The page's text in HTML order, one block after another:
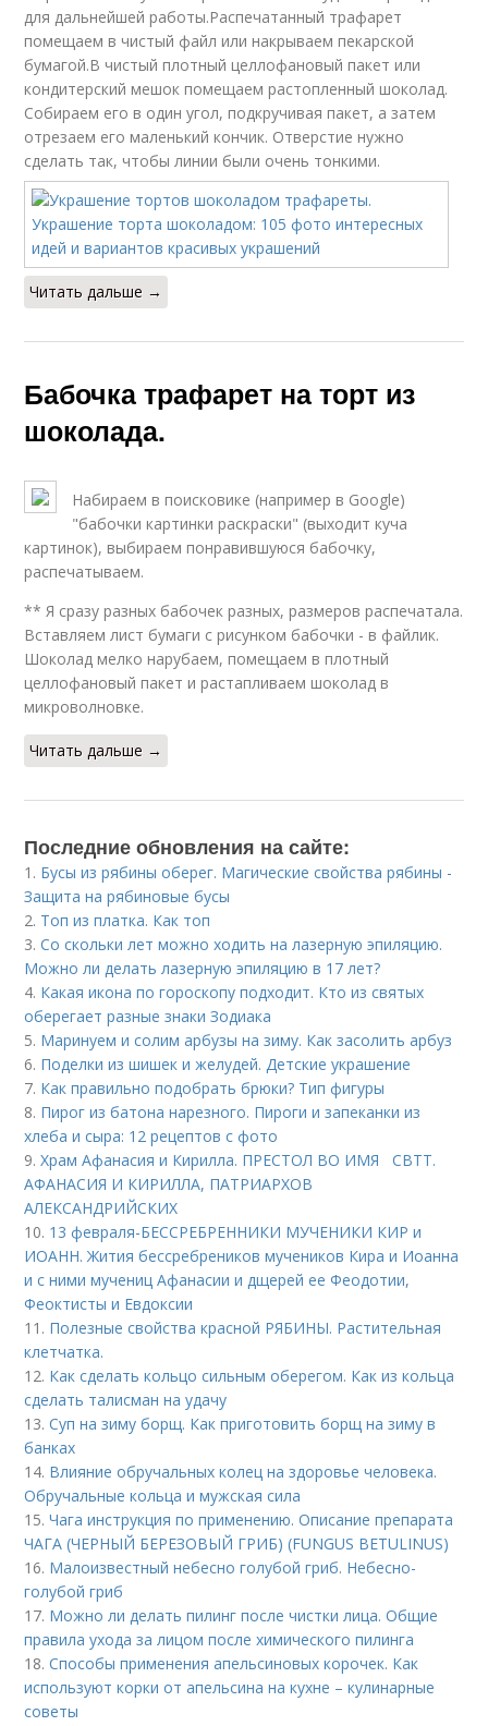
для дальнейшей работы.Распечатанный трафарет
помещаем в чистый файл или накрываем пекарской
бумагой.В чистый плотный целлофановый пакет или
кондитерский мешок помещаем растопленный шоколад.
Собираем его в один угол, подкручивая пакет, а затем
отрезаем его маленький кончик. Отверстие нужно
сделать так, чтобы линии были очень тонкими.
Читать дальше →
Бабочка трафарет на торт из
шоколада.
Набираем в поисковике (например в Google)
"бабочки картинки раскраски" (выходит куча
картинок), выбираем понравившуюся бабочку,
распечатываем.
** Я сразу разных бабочек разных, размеров распечатала.
Вставляем лист бумаги с рисунком бабочки - в файлик.
Шоколад мелко нарубаем, помещаем в плотный
целлофановый пакет и растапливаем шоколад в
микроволновке.
Читать дальше →
Последние обновления на сайте:
1. Бусы из рябины оберег. Магические свойства рябины -
Защита на рябиновые бусы
2. Топ из платка. Как топ
3.Со скольки лет можно ходить на лазерную эпиляцию.
Можно ли делать лазерную эпиляцию в 17 лет?
4. Какая икона по гороскопу подходит. Кто из святых
оберегает разные знаки Зодиака
5. Маринуем и солим арбузы на зиму. Как засолить арбуз
6. Поделки из шишек и желудей. Детские украшение
7. Как правильно подобрать брюки? Тип фигуры
8. Пирог из батона нарезного. Пироги и запеканки из
хлеба и сыра: 12 рецептов с фото
9.Храм Афанасия и Кирилла. ПРЕСТОЛ ВО ИМЯ СВТТ.
АФАНАСИЯ И КИРИЛЛА, ПАТРИАРХОВ
АЛЕКСАНДРИЙСКИХ
10. 13 февраля-БЕССРЕБРЕННИКИ МУЧЕНИКИ КИР и
ИОАНН. Жития бессребреников мучеников Кира и Иоанна
и с ними мучениц Афанасии и дщерей ее Феодотии,
Феоктисты и Евдоксии
11. Полезные свойства красной РЯБИНЫ. Растительная
клетчатка.
12. Как сделать кольцо сильным оберегом. Как из кольца
сделать талисман на удачу
13.Суп на зиму борщ. Как приготовить борщ на зиму в
банках
14. Влияние обручальных колец на здоровье человека.
Обручальные кольца и мужская сила
15.Чага инструкция по применению. Описание препарата
ЧАГА (ЧЕРНЫЙ БЕРЕЗОВЫЙ ГРИБ) (FUNGUS BETULINUS)
16. Малоизвестный небесно голубой гриб. Небесно-
голубой гриб
17. Можно ли делать пилинг после чистки лица. Общие
правила ухода за лицом после химического пилинга
18.Способы применения апельсиновых корочек. Как
используют корки от апельсина на кухне – кулинарные
советы